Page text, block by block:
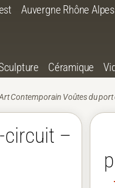
Auvergne Rhône Alpes
Céramique
Contemporain Voûtes du
circuit –